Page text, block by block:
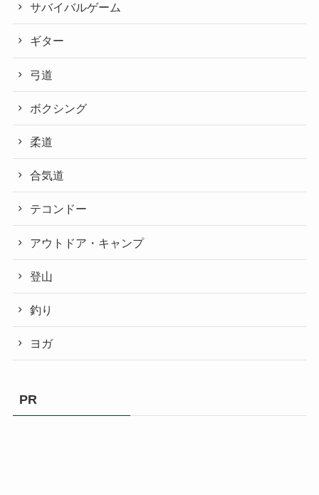
サバイバルゲーム
ギター
弓道
ボクシング
柔道
合気道
テコンドー
アウトドア・キャンプ
登山
釣り
ヨガ
PR